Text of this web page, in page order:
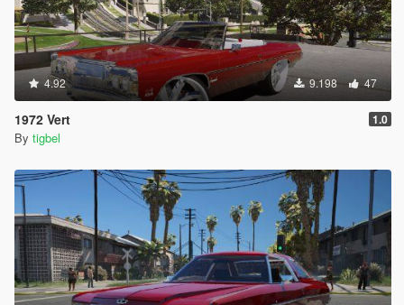
4.92 9.198 47
1972 Vert 1.0
By tigbel